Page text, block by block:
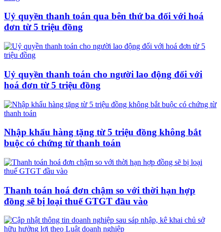
Uỷ quyền thanh toán qua bên thứ ba đối với hoá
đơn từ 5 triệu đồng
Uỷ quyền thanh toán cho người lao động đối với
hoá đơn từ 5 triệu đồng
Nhập khẩu hàng tặng từ 5 triệu đồng không bắt
buộc có chứng từ thanh toán
Thanh toán hoá đơn chậm so với thời hạn hợp
đồng sẽ bị loại thuế GTGT đầu vào